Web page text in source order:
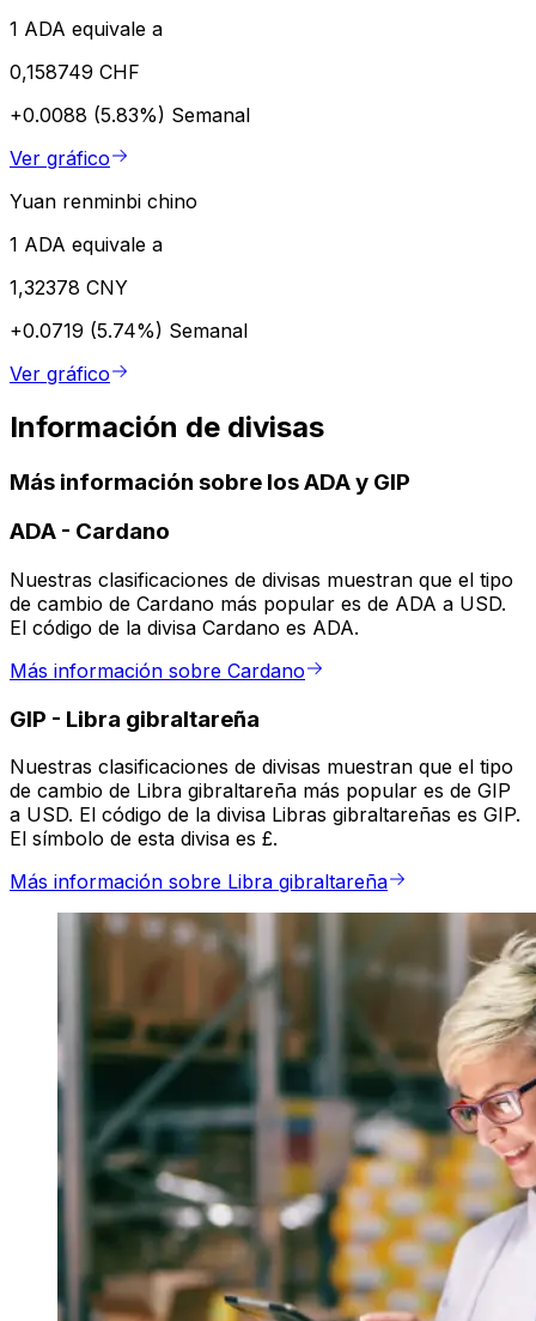
1 ADA equivale a
0,158749 CHF
+0.0088 (5.83%) Semanal
Ver gráfico
Yuan renminbi chino
1 ADA equivale a
1,32378 CNY
+0.0719 (5.74%) Semanal
Ver gráfico
Información de divisas
Más información sobre los ADA y GIP
ADA - Cardano
Nuestras clasificaciones de divisas muestran que el tipo
de cambio de Cardano más popular es de ADA a USD.
El código de la divisa Cardano es ADA.
Más información sobre Cardano
GIP - Libra gibraltareña
Nuestras clasificaciones de divisas muestran que el tipo
de cambio de Libra gibraltareña más popular es de GIP
a USD. El código de la divisa Libras gibraltareñas es GIP.
El símbolo de esta divisa es £.
Más información sobre Libra gibraltareña